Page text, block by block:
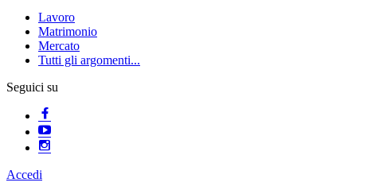
Lavoro
Matrimonio
Mercato
Tutti gli argomenti...
Seguici su
Accedi